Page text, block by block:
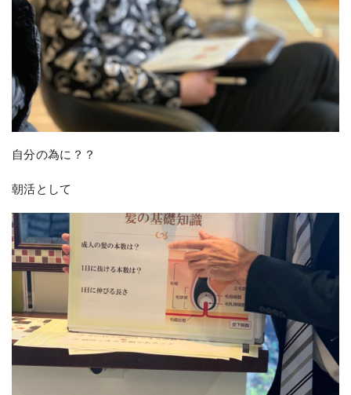
自分の為に？？
朝活として